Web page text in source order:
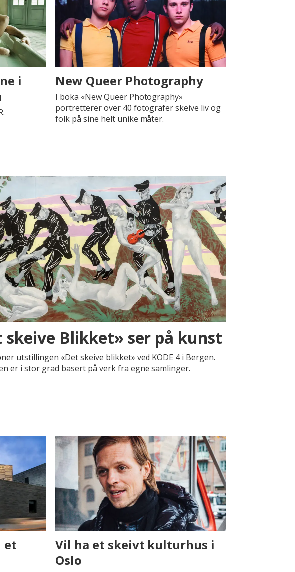
i
New Queer Photography
I boka «New Queer Photography»
portretterer over 40 fotografer skeive liv og
folk på sine helt unike måter.
skeive Blikket» ser på kunst
utstillingen «Det skeive blikket» ved KODE 4 i Bergen.
er i stor grad basert på verk fra egne samlinger.
et
Vil ha et skeivt kulturhus i
Oslo